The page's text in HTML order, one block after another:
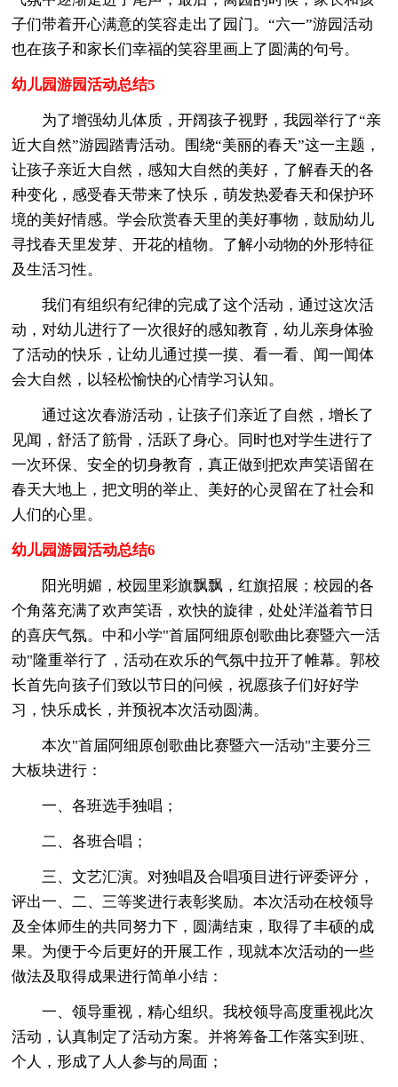
子们带着开心满意的笑容走出了园门。“六一”游园活动
也在孩子和家长们幸福的笑容里画上了圆满的句号。
幼儿园游园活动总结5
为了增强幼儿体质，开阔孩子视野，我园举行了“亲
近大自然”游园踏青活动。围绕“美丽的春天”这一主题，
让孩子亲近大自然，感知大自然的美好，了解春天的各
种变化，感受春天带来了快乐，萌发热爱春天和保护环
境的美好情感。学会欣赏春天里的美好事物，鼓励幼儿
寻找春天里发芽、开花的植物。了解小动物的外形特征
及生活习性。
我们有组织有纪律的完成了这个活动，通过这次活
动，对幼儿进行了一次很好的感知教育，幼儿亲身体验
了活动的快乐，让幼儿通过摸一摸、看一看、闻一闻体
会大自然，以轻松愉快的心情学习认知。
通过这次春游活动，让孩子们亲近了自然，增长了
见闻，舒活了筋骨，活跃了身心。同时也对学生进行了
一次环保、安全的切身教育，真正做到把欢声笑语留在
春天大地上，把文明的举止、美好的心灵留在了社会和
人们的心里。
幼儿园游园活动总结6
阳光明媚，校园里彩旗飘飘，红旗招展；校园的各
个角落充满了欢声笑语，欢快的旋律，处处洋溢着节日
的喜庆气氛。中和小学"首届阿细原创歌曲比赛暨六一活
动"隆重举行了，活动在欢乐的气氛中拉开了帷幕。郭校
长首先向孩子们致以节日的问候，祝愿孩子们好好学
习，快乐成长，并预祝本次活动圆满。
本次"首届阿细原创歌曲比赛暨六一活动"主要分三
大板块进行：
一、各班选手独唱；
二、各班合唱；
三、文艺汇演。对独唱及合唱项目进行评委评分，
评出一、二、三等奖进行表彰奖励。本次活动在校领导
及全体师生的共同努力下，圆满结束，取得了丰硕的成
果。为便于今后更好的开展工作，现就本次活动的一些
做法及取得成果进行简单小结：
一、领导重视，精心组织。我校领导高度重视此次
活动，认真制定了活动方案。并将筹备工作落实到班、
个人，形成了人人参与的局面；